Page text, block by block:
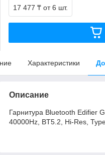
17 477 ₸ от 6 шт.
Характеристики
Описание
Гарнитура Bluetooth Edifier
40000Hz, BT5.2, Hi-Res,